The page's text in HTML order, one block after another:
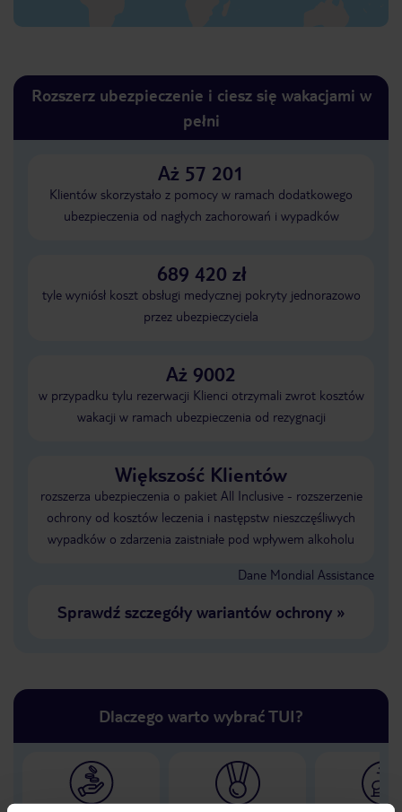
Rozszerz ubezpieczenie i ciesz się wakacjami w
pełni
Aż 57 201
Klientów skorzystało z pomocy w ramach dodatkowego
ubezpieczenia od nagłych zachorowań i wypadków
689 420 zł
tyle wyniósł koszt obsługi medycznej pokryty jednorazowo
przez ubezpieczyciela
Aż 9002
w przypadku tylu rezerwacji Klienci otrzymali zwrot kosztów
wakacji w ramach ubezpieczenia od rezygnacji
Większość Klientów
rozszerza ubezpieczenia o pakiet All Inclusive - rozszerzenie
ochrony od kosztów leczenia i następstw nieszczęśliwych
wypadków o zdarzenia zaistniałe pod wpływem alkoholu
Dane Mondial Assistance
Sprawdź szczegóły wariantów ochrony»
Dlaczego warto wybrać TUI?